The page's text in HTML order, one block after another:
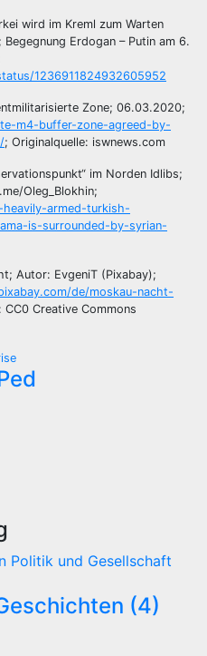
wird im Kreml zum Warten
Erdogan – Putin am 6.
1236911824932605952
Zone; 06.03.2020;
m4-buffer-zone-agreed-by-
; Originalquelle: iswnews.com
im Norden Idlibs;
Oleg_Blokhin;
armed-turkish-
is-surrounded-by-syrian-
Autor: EvgeniT (Pixabay);
de/moskau-nacht-
CC0 Creative Commons
Politik und Gesellschaft
(4)